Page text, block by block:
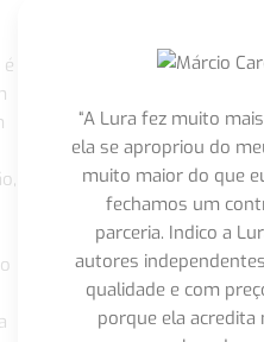
“A Lura fez muito
ela se apropriou do
muito maior do que
fechamos um
parceria. Indico a
autores
qualidade e com
porque ela acredita